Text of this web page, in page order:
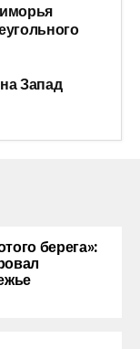
Запад
берега»: